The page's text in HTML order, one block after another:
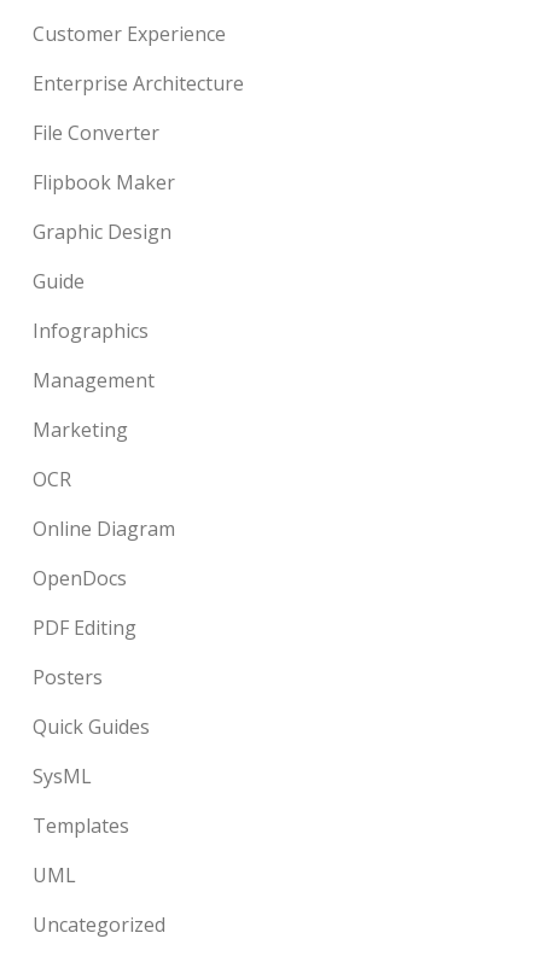
Customer Experience
Enterprise Architecture
File Converter
Flipbook Maker
Graphic Design
Guide
Infographics
Management
Marketing
OCR
Online Diagram
OpenDocs
PDF Editing
Posters
Quick Guides
SysML
Templates
UML
Uncategorized